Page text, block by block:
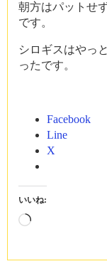
朝方はパットせ
です。
シロギスはやっ
ったです。
Facebook
Line
X
いいね:
読